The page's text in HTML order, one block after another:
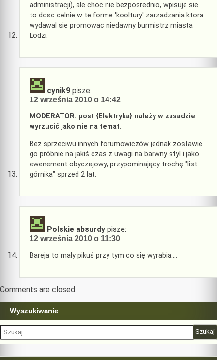
administracji), ale choc nie bezposrednio, wpisuje sie
to dosc celnie w te forme 'kooltury' zarzadzania ktora
wydawal sie promowac niedawny burmistrz miasta
Lodzi.
cynik9 pisze:
12 września 2010 o 14:42
MODERATOR: post {Elektryka} należy w zasadzie
wyrzucić jako nie na temat.
Bez sprzeciwu innych forumowiczów jednak zostawię
go próbnie na jakiś czas z uwagi na barwny styl i jako
ewenement obyczajowy, przypominający trochę "list
górnika" sprzed 2 lat.
Polskie absurdy pisze:
12 września 2010 o 11:30
Bareja to mały pikuś przy tym co się wyrabia….
Comments are closed.
Wyszukiwanie
Szukaj: